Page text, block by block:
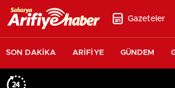
Gazeteler
SON DAKİKA ARİFİYE GÜNDEM